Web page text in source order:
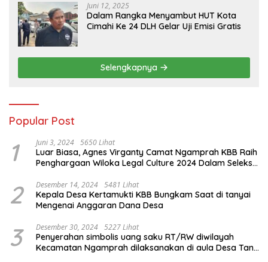
Juni 12, 2025
Dalam Rangka Menyambut HUT Kota
Cimahi Ke 24 DLH Gelar Uji Emisi Gratis
Selengkapnya
Popular Post
1 Juni 3, 2024 5650 Lihat
Luar Biasa, Agnes Virganty Camat Ngamprah KBB Raih
Penghargaan Wiloka Legal Culture 2024 Dalam Seleksi
2 Desember 14, 2024 5481 Lihat
Kepala Desa Kertamukti KBB Bungkam Saat di tanyai
Mengenai Anggaran Dana Desa
3 Desember 30, 2024 5227 Lihat
Penyerahan simbolis uang saku RT/RW diwilayah
Kecamatan Ngamprah dilaksanakan di aula Desa Tani